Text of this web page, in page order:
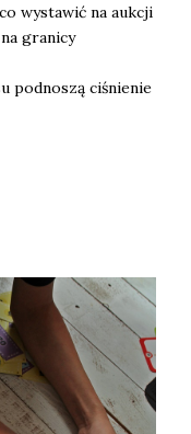
wystawić na aukcji
granicy
podnoszą ciśnienie